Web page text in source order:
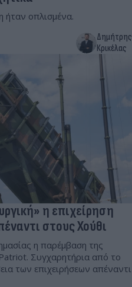
ήταν οπλισμένα.
Δημήτρης
Κρικέλας
η επιχείρηση
στους Χούθι
η παρέμβαση της
Συγχαρητήρια από το